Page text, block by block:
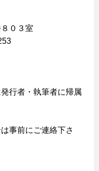
０３室
行者・執筆者に帰属
事前にご連絡下さ